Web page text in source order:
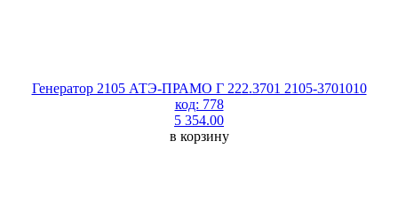
Генератор 2105 АТЭ-ПРАМО Г 222.3701 2105-3701010
код: 778
5 354.00
в корзину